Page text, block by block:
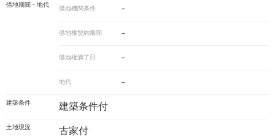
借地期間・地代
借地機関条件 -
借地権契約期間 -
借地権満了日 -
地代 -
建築条件 建築条件付
土地現況 古家付